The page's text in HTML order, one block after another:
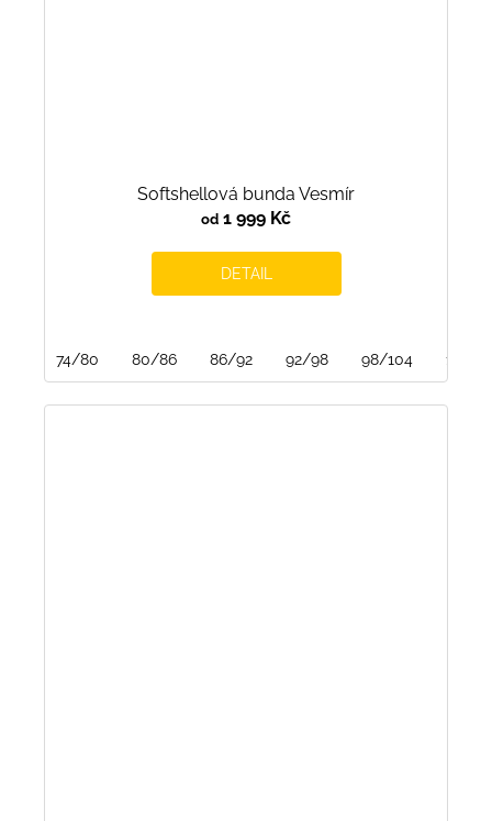
Softshellová bunda Vesmír
od 1 999 Kč
DETAIL
74/80 80/86 86/92 92/98 98/104 104/